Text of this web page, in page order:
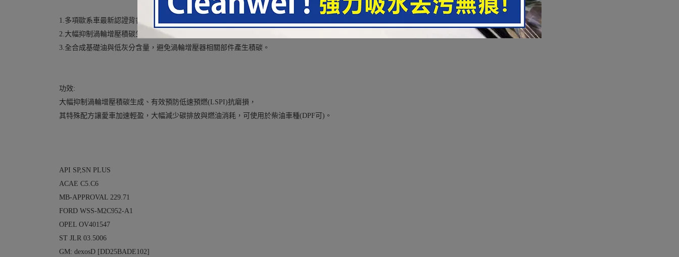
1.多項歐系車最新認證背書，低黏度超長效型最佳選擇。
2.大幅抑制渦輪增壓積碳生成，有效預防低速預燃(LSPI)。
3.全合成基礎油與低灰分含量，避免渦輪增壓器相關部件產生積碳。
功效:
大幅抑制渦輪增壓積碳生成、有效預防低速預燃(LSPI)抗磨損，
其特殊配方讓愛車加速輕盈，大幅減少碳排放與燃油消耗，可使用於柴油車種(DPF可)。
API SP,SN PLUS
ACAE C5.C6
MB-APPROVAL 229.71
FORD WSS-M2C952-A1
OPEL OV401547
ST JLR 03.5006
GM: dexosD [DD25BADE102]